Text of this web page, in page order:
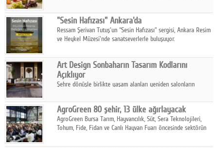
sofralarına taşıyor.
"Sesin Hafızası" Ankara'da
Ressam Şerivan Tutuş'un “Sesin Hafızası” sergisi, Ankara Resim
ve Heykel Müzesi'nde sanatseverlerle buluşuyor.
Art Design Sonbaharın Tasarım Kodlarını
Açıklıyor
Şehre dönüşle birlikte yaşam alanları yeniden salonların
sonbaharın tasarım kodlarını açıklıyor.
AgroGreen 80 şehir, 13 ülke ağırlayacak
AgroGreen Bursa Tarım, Hayvancılık, Süt, Sera Teknolojileri,
Tohum, Fide, Fidan ve Canlı Hayvan Fuarı öncesinde sektörün